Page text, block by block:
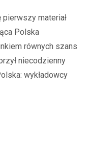
pierwszy materiał
Polska
równych szans
niecodzienny
wykładowcy